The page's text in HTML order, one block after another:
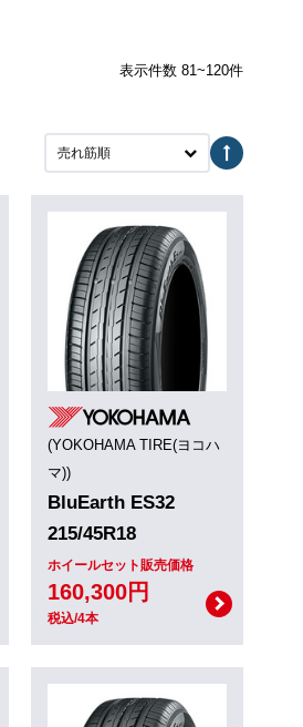
表示件数 81~120件
売れ筋順
(YOKOHAMA TIRE(ヨコハ
マ))
BluEarth ES32
215/45R18
ホイールセット販売価格
160,300円
税込/4本